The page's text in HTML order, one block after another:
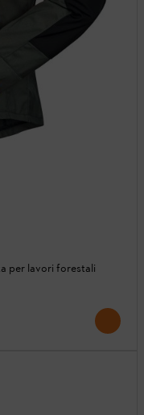
per lavori forestali